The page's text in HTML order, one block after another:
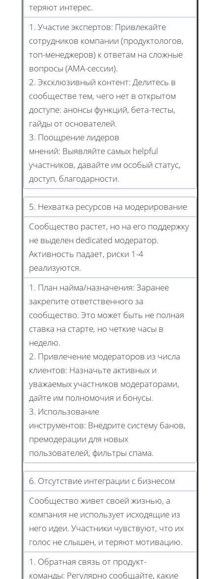
теряют интерес.
1. Участие экспертов: Привлекайте
сотрудников компании (продуктологов,
топ-менеджеров) к ответам на сложные
вопросы (AMA-сессии).
2. Эксклюзивный контент: Делитесь в
сообществе тем, чего нет в открытом
доступе: анонсы функций, бета-тесты,
гайды от основателей.
3. Поощрение лидеров
мнений: Выявляйте самых helpful
участников, давайте им особый статус,
доступ, благодарности.
5. Нехватка ресурсов на модерирование
Сообщество растет, но на его поддержку
не выделен dedicated модератор.
Активность падает, риски 1-4
реализуются.
1. План найма/назначения: Заранее
закрепите ответственного за
сообщество. Это может быть не полная
ставка на старте, но четкие часы в
неделю.
2. Привлечение модераторов из числа
клиентов: Назначьте активных и
уважаемых участников модераторами,
дайте им полномочия и бонусы.
3. Использование
инструментов: Внедрите систему банов,
премодерации для новых
пользователей, фильтры спама.
6. Отсутствие интеграции с бизнесом
Сообщество живет своей жизнью, а
компания не использует исходящие из
него идеи. Участники чувствуют, что их
голос не слышен, и теряют мотивацию.
1. Обратная связь от продукт-
команды: Регулярно сообщайте, какие